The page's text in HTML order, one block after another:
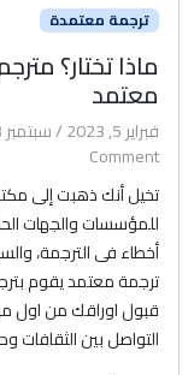
ترجمة معتمدة
ماذا تختار؟
معتمد
فبراير 5, 2023 /سبتمبر 23, 2025
Comment
تخيل أنك ذهبت إلى
للمؤسسات والجهات
أخطاء فى الترجمة،
ترجمة معتمد يقوم
قبول اوراقك من اول
التواصل بين الثقافات